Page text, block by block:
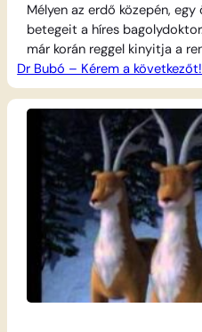
Mélyen az erdő közepén,
betegeit a híres
már korán reggel kinyitja a
különleges panaszokkal
doktor mindenkit alaposan
krokodilról, a félénk
vizsgálatok során gyakran
Dr Bubó – Kérem a következőt!